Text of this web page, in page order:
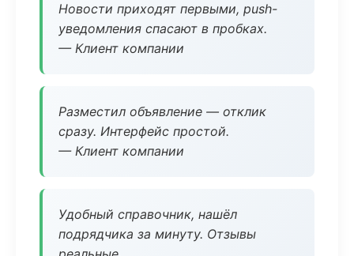
Новости приходят первыми, push-
уведомления спасают в пробках.
— Клиент компании
Разместил объявление — отклик
сразу. Интерфейс простой.
— Клиент компании
Удобный справочник, нашёл
подрядчика за минуту. Отзывы